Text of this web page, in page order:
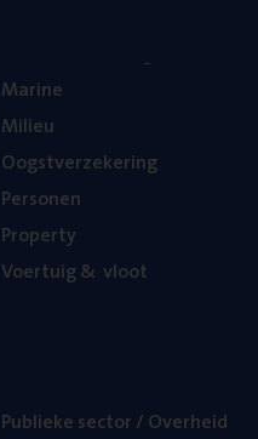
Mari­ne
Mili­eu
Oogst­ver­ze­ke­ring
Per­so­nen
Pro­per­ty
Voer­tuig& vloot
Publie­ke sec­tor / Overheid